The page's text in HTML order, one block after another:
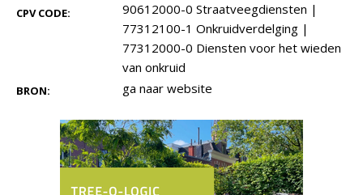
CPV CODE: 90612000-0 Straatveegdiensten |
77312100-1 Onkruidverdelging |
77312000-0 Diensten voor het wieden
van onkruid
BRON: ga naar website